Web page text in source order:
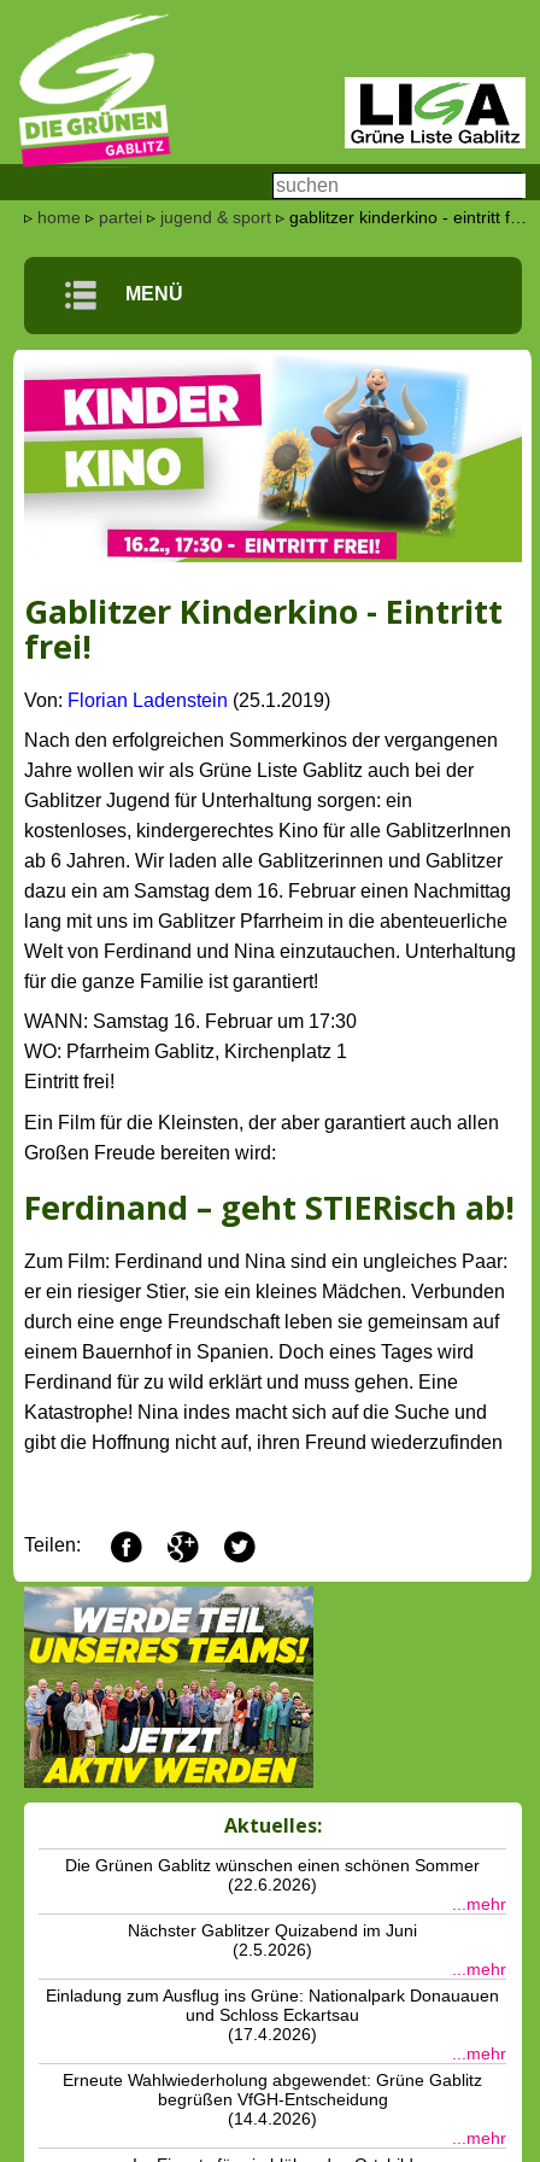
▹ home ▹ partei▹ jugend & sport▹ gablitzer kinderkino - eintritt frei!
m MENÜ
Gablitzer Kinderkino - Eintritt
frei!
Von: Florian Ladenstein (25.1.2019)
Nach den erfolgreichen Sommerkinos der vergangenen
Jahre wollen wir als Grüne Liste Gablitz auch bei der
Gablitzer Jugend für Unterhaltung sorgen: ein
kostenloses, kindergerechtes Kino für alle GablitzerInnen
ab 6 Jahren. Wir laden alle Gablitzerinnen und Gablitzer
dazu ein am Samstag dem 16. Februar einen Nachmittag
lang mit uns im Gablitzer Pfarrheim in die abenteuerliche
Welt von Ferdinand und Nina einzutauchen. Unterhaltung
für die ganze Familie ist garantiert!
WANN: Samstag 16. Februar um 17:30
WO: Pfarrheim Gablitz, Kirchenplatz 1
Eintritt frei!
Ein Film für die Kleinsten, der aber garantiert auch allen
Großen Freude bereiten wird:
Ferdinand – geht STIERisch ab!
Zum Film: Ferdinand und Nina sind ein ungleiches Paar:
er ein riesiger Stier, sie ein kleines Mädchen. Verbunden
durch eine enge Freundschaft leben sie gemeinsam auf
einem Bauernhof in Spanien. Doch eines Tages wird
Ferdinand für zu wild erklärt und muss gehen. Eine
Katastrophe! Nina indes macht sich auf die Suche und
gibt die Hoffnung nicht auf, ihren Freund wiederzufinden
Teilen: F G T
Aktuelles:
Die Grünen Gablitz wünschen einen schönen Sommer
(22.6.2026)
...mehr
Nächster Gablitzer Quizabend im Juni
(2.5.2026)
...mehr
Einladung zum Ausflug ins Grüne: Nationalpark Donauauen
und Schloss Eckartsau
(17.4.2026)
...mehr
Erneute Wahlwiederholung abgewendet: Grüne Gablitz
begrüßen VfGH-Entscheidung
(14.4.2026)
...mehr